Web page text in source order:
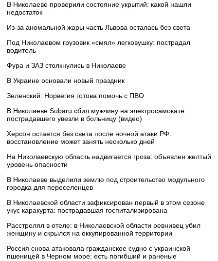
В Николаеве проверили состояние укрытий: какой нашли
недостаток
Из-за аномальной жары часть Львова осталась без света
Под Николаевом грузовик «смял» легковушку: пострадал
водитель
Фура и ЗАЗ столкнулись в Николаеве
В Украине основали новый праздник
Зеленский: Норвегия готова помочь с ПВО
В Николаеве Subaru сбил мужчину на электросамокате:
пострадавшего увезли в больницу (видео)
Херсон остается без света после ночной атаки РФ:
восстановление может занять несколько дней
На Николаевскую область надвигается гроза: объявлен желтый
уровень опасности
В Николаеве выделили землю под строительство модульного
городка для переселенцев
В Николаевской области зафиксирован первый в этом сезоне
укус каракурта: пострадавшая госпитализирована
Расстрелял в отеле: в Николаевской области ревнивец убил
женщину и скрылся на оккупированной территории
Россия снова атаковала гражданское судно с украинской
пшеницей в Черном море: есть погибший и раненые